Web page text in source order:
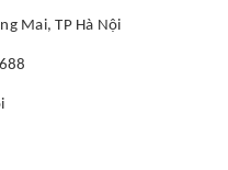
Mai, TP Hà Nội